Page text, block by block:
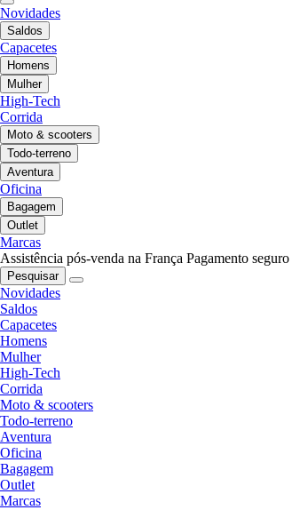
Novidades
Saldos
Capacetes
Homens
Mulher
High-Tech
Corrida
Moto & scooters
Todo-terreno
Aventura
Oficina
Bagagem
Outlet
Marcas
Assistência pós-venda na França Pagamento seguro
Pesquisar
Novidades
Saldos
Capacetes
Homens
Mulher
High-Tech
Corrida
Moto & scooters
Todo-terreno
Aventura
Oficina
Bagagem
Outlet
Marcas